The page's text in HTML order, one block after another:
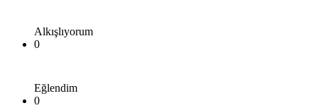
Alkışlıyorum
0
Eğlendim
0